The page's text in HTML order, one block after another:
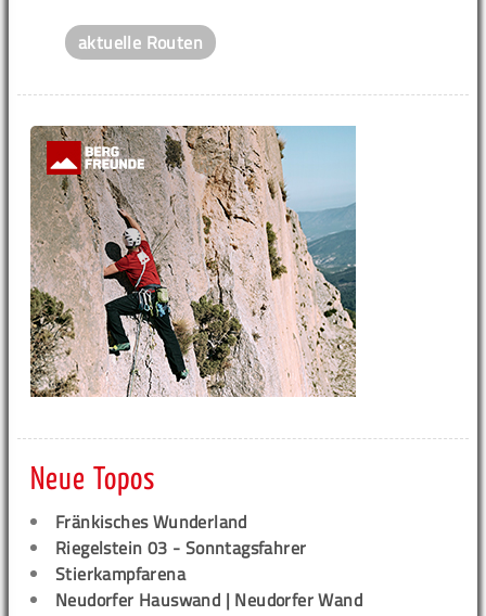
aktuelle Routen
Neue Topos
Fränkisches Wunderland
Riegelstein 03 - Sonntagsfahrer
Stierkampfarena
Neudorfer Hauswand | Neudorfer Wand